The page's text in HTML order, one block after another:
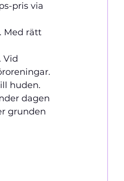
pris via
Med rätt
Vid
huden.
dagen
grunden